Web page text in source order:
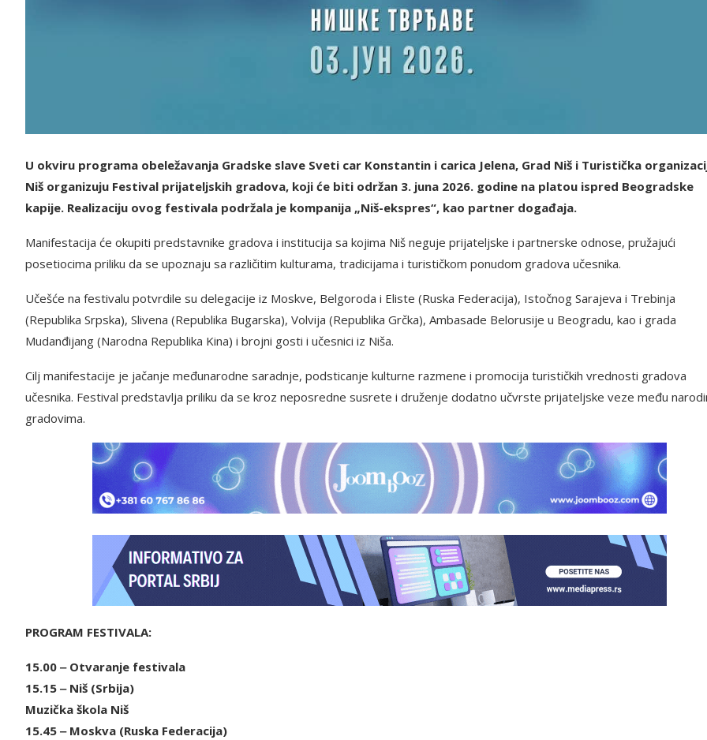
U okviru programa obeležavanja Gradske slave Sveti car Konstantin i carica Jelena, Grad Niš i Turistička
Niš organizuju Festival prijateljskih gradova, koji će biti održan 3. juna 2026. godine na platou ispred Beogradske
kapije. Realizaciju ovog festivala podržala je kompanija „Niš-ekspres“, kao partner događaja.
Manifestacija će okupiti predstavnike gradova i institucija sa kojima Niš neguje prijateljske i partnerske odnose, pružajući
posetiocima priliku da se upoznaju sa različitim kulturama, tradicijama i turističkom ponudom gradova učesnika.
Učešće na festivalu potvrdile su delegacije iz Moskve, Belgoroda i Eliste (Ruska Federacija), Istočnog Sarajeva i Trebinja
(Republika Srpska), Slivena (Republika Bugarska), Volvija (Republika Grčka), Ambasade Belorusije u Beogradu, kao i grada
Mudanđijang (Narodna Republika Kina) i brojni gosti i učesnici iz Niša.
Cilj manifestacije je jačanje međunarodne saradnje, podsticanje kulturne razmene i promocija turističkih vrednosti gradova
učesnika. Festival predstavlja priliku da se kroz neposredne susrete i druženje dodatno učvrste prijateljske veze među
gradovima.
PROGRAM FESTIVALA:
15.00 ‒ Otvaranje festivala
15.15 ‒ Niš (Srbija)
Muzička škola Niš
15.45 ‒ Moskva (Ruska Federacija)